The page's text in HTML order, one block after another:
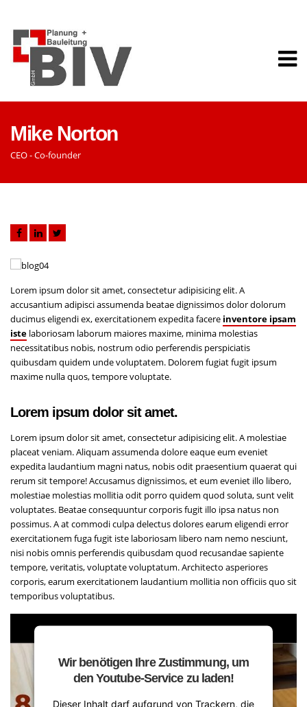
Mike Norton
CEO - Co-founder
Lorem ipsum dolor sit amet, consectetur adipisicing elit. A
accusantium adipisci assumenda beatae dignissimos dolor dolorum
ducimus eligendi ex, exercitationem expedita facere inventore ipsam
iste laboriosam laborum maiores maxime, minima molestias
necessitatibus nobis, nostrum odio perferendis perspiciatis
quibusdam quidem unde voluptatem. Dolorem fugiat fugit ipsum
maxime nulla quos, tempore voluptate.
Lorem ipsum dolor sit amet.
Lorem ipsum dolor sit amet, consectetur adipisicing elit. A molestiae
placeat veniam. Aliquam assumenda dolore eaque eum eveniet
expedita laudantium magni natus, nobis odit praesentium quaerat qui
rerum sit tempore! Accusamus dignissimos, et eum eveniet illo libero,
molestiae molestias mollitia odit porro quidem quod soluta, sunt velit
voluptates. Beatae consequuntur corporis fugit illo ipsa natus non
possimus. A at commodi culpa delectus dolores earum eligendi error
exercitationem fuga fugit iste laboriosam libero nam nemo nesciunt,
nisi nobis omnis perferendis quibusdam quod recusandae sapiente
tempore, veritatis, voluptate voluptatum. Architecto asperiores
corporis, earum exercitationem laudantium mollitia non officiis quo sit
temporibus voluptatibus.
Wir benötigen Ihre Zustimmung, um
den Youtube-Service zu laden!
Dieser Inhalt darf aufgrund von Trackern, die